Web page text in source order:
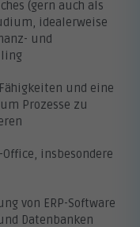
(gern auch als
idealerweise
und
und eine
Prozesse zu
insbesondere
von ERP-Software
Datenbanken